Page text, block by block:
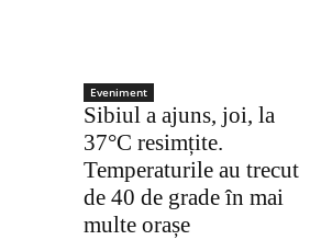
Eveniment
Sibiul a ajuns, joi, la
37°C resimțite.
Temperaturile au trecut
de 40 de grade în mai
multe orașe